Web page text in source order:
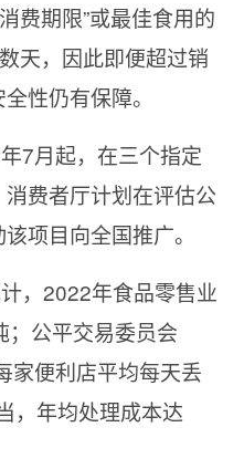
费期限”或最佳食用的
天，因此即便超过销
性仍有保障。
7月起，在三个指定
费者厅计划在评估公
项目向全国推广。
，2022年食品零售业
；公平交易委员会
家便利店平均每天丢
，年均处理成本达